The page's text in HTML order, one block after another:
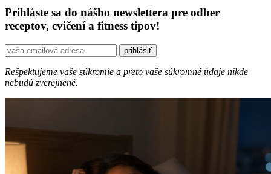
Prihláste sa do nášho newslettera pre odber
receptov, cvičení a fitness tipov!
Rešpektujeme vaše súkromie a preto vaše súkromné údaje nikde
nebudú zverejnené.